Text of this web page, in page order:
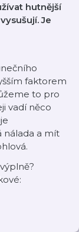
hutnější
Je
faktorem
to pro
vadí něco
nálada a mít